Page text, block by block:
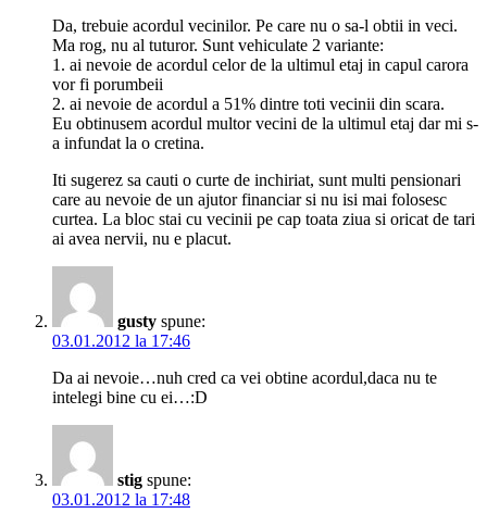
Da, trebuie acordul vecinilor. Pe care nu o sa-l obtii in veci.
Ma rog, nu al tuturor. Sunt vehiculate 2 variante:
1. ai nevoie de acordul celor de la ultimul etaj in capul carora
vor fi porumbeii
2. ai nevoie de acordul a 51% dintre toti vecinii din scara.
Eu obtinusem acordul multor vecini de la ultimul etaj dar mi s-
a infundat la o cretina.
Iti sugerez sa cauti o curte de inchiriat, sunt multi pensionari
care au nevoie de un ajutor financiar si nu isi mai folosesc
curtea. La bloc stai cu vecinii pe cap toata ziua si oricat de tari
ai avea nervii, nu e placut.
gusty spune:
03.01.2012 la 17:46
Da ai nevoie…nuh cred ca vei obtine acordul,daca nu te
intelegi bine cu ei…:D
stig spune:
03.01.2012 la 17:48